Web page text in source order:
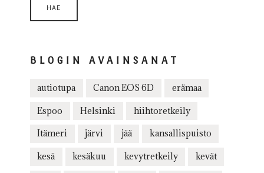
BLOGIN AVAINSANAT
autiotupa Canon EOS 6D erämaa
Espoo Helsinki hiihtoretkeily
Itämeri järvi jää kansallispuisto
kesä kesäkuu kevytretkeily kevät